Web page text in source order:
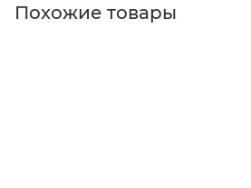
Похожие товары